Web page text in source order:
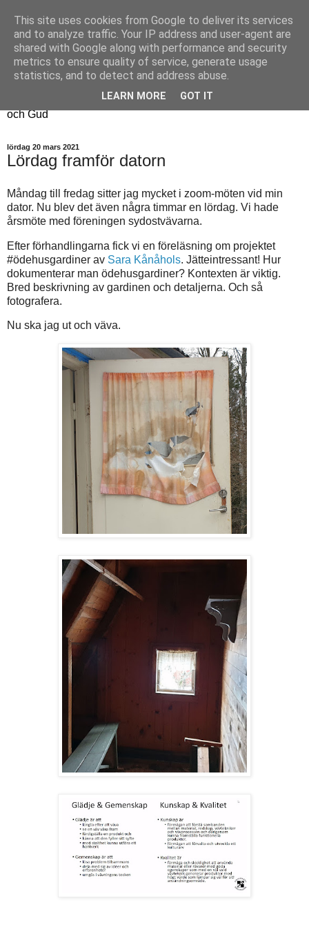
Fyren
Fyren finns för att sprida ljus i mörkret
För att påminna om guldkanterna i tillvaron
Här samsas jakt, hantverk, odling, och andra tankar om livet
och Gud
lördag 20 mars 2021
Lördag framför datorn
Måndag till fredag sitter jag mycket i zoom-möten vid min
dator. Nu blev det även några timmar en lördag. Vi hade
årsmöte med föreningen sydostvävarna.
Efter förhandlingarna fick vi en föreläsning om projektet
#ödehusgardiner av Sara Kånåhols. Jätteintressant! Hur
dokumenterar man ödehusgardiner? Kontexten är viktig.
Bred beskrivning av gardinen och detaljerna. Och så
fotografera.
Nu ska jag ut och väva.
This site uses cookies from Google to deliver its services
and to analyze traffic. Your IP address and user-agent are
shared with Google along with performance and security
metrics to ensure quality of service, generate usage
statistics, and to detect and address abuse.
LEARN MORE GOT IT